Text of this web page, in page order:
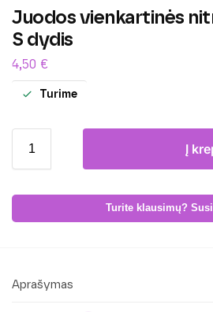
Juodos vienkartinės
S dydis
4,50 €
Turime
Į
Turite klausimų?
Aprašymas